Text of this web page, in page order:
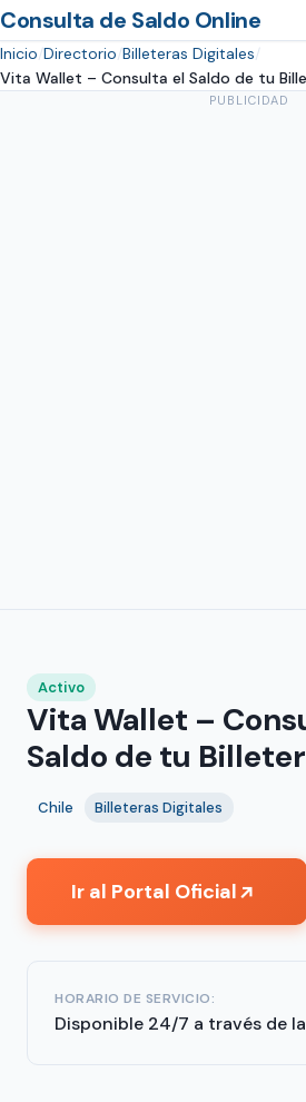
Consulta de Saldo Online
Inicio Directorio Billeteras Digitales
Vita Wallet – Consulta el Saldo de tu
PUBLICIDAD
Activo
Vita Wallet –
Saldo de tu
Chile Billeteras Digitales
Ir al Portal Oficial↗
HORARIO DE SERVICIO:
Disponible 24/7 a través de